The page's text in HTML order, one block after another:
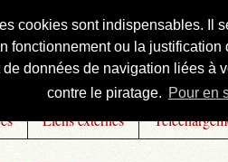
cookies sont indispensables.
fonctionnement ou la
données de navigation liées à
contre le piratage. Pour en
Liens externes